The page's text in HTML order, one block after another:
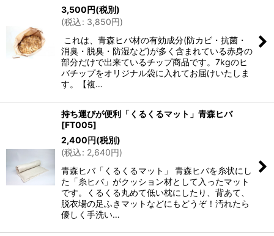
3,500円(税別)
(税込: 3,850円)
これは、青森ヒバ材の有効成分(防カビ・抗菌・
消臭・脱臭・防湿など)が多く含まれている赤身の
部分だけで出来ているチップ商品です。7kgのヒ
バチップをオリジナル袋に入れてお届けいたしま
す。【複…
持ち運びが便利「くるくるマット」青森ヒバ
[FT005]
2,400円(税別)
(税込: 2,640円)
青森ヒバ「くるくるマット」 青森ヒバを糸状にし
た「糸ヒバ」がクッション材として入ったマット
です。くるくる丸めて低い枕にしたり、背あて、
脱衣場の足ふきマットなどにもどうぞ！汚れたら
優しく手洗い…